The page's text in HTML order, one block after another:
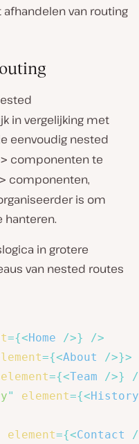
afhandelen van routing
in vergelijking met
eenvoudig nested
componenten te
componenten,
is om
in grotere
van nested routes
={<Home />}
/>
={<About />}>
element={<Team />}
" element={<History
element={<Contact